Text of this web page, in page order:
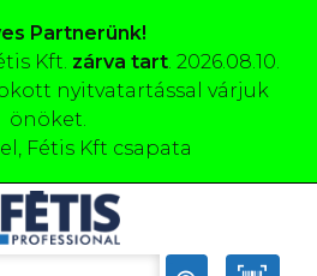
Partnerünk!
Kft. zárva tart. 2026.08.10.
nyitvatartással várjuk
önöket.
Fétis Kft csapata